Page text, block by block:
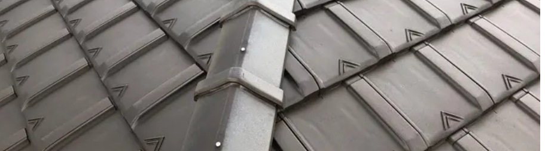
シロアリのリフォーム
外壁・屋根塗装相談会 ショールーム
食洗機 ガスコンロ・レンジフード エアコン 外構
ベランダ・バルコニー 内装